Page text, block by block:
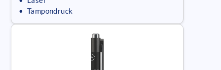
• Tampondruck